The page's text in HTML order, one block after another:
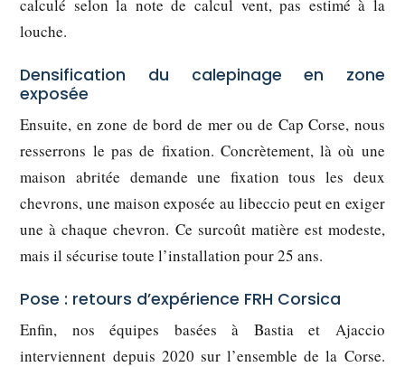
calculé selon la note de calcul vent, pas estimé à la
louche.
Densification du calepinage en zone
exposée
Ensuite, en zone de bord de mer ou de Cap Corse, nous
resserrons le pas de fixation. Concrètement, là où une
maison abritée demande une fixation tous les deux
chevrons, une maison exposée au libeccio peut en exiger
une à chaque chevron. Ce surcoût matière est modeste,
mais il sécurise toute l’installation pour 25 ans.
Pose : retours d’expérience FRH Corsica
Enfin, nos équipes basées à Bastia et Ajaccio
interviennent depuis 2020 sur l’ensemble de la Corse.